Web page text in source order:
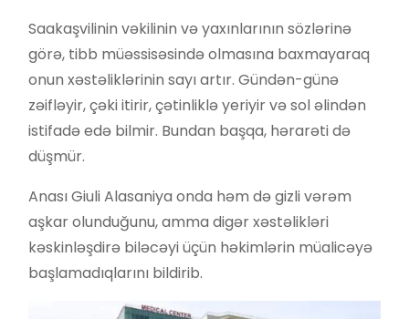
Saakaşvilinin vəkilinin və yaxınlarının sözlərinə
görə, tibb müəssisəsində olmasına baxmayaraq
onun xəstəliklərinin sayı artır. Gündən-günə
zəifləyir, çəki itirir, çətinliklə yeriyir və sol əlindən
istifadə edə bilmir. Bundan başqa, hərarəti də
düşmür.
Anası Giuli Alasaniya onda həm də gizli vərəm
aşkar olunduğunu, amma digər xəstəlikləri
kəskinləşdirə biləcəyi üçün həkimlərin müalicəyə
başlamadıqlarını bildirib.